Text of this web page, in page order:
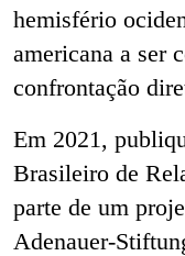
hemisfério
americana a ser
confrontação
Em 2021,
Brasileiro de
parte de um
Adenauer-